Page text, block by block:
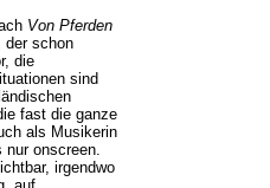
Von Pferden
der schon
die
sind
fast die ganze
als Musikerin
nur onscreen.
irgendwo